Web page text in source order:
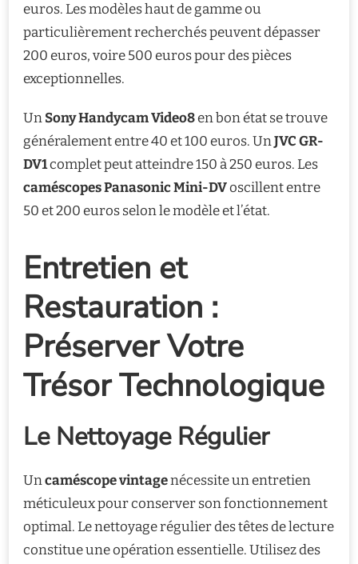
euros. Les modèles haut de gamme ou
particulièrement recherchés peuvent dépasser
200 euros, voire 500 euros pour des pièces
exceptionnelles.
UnSony Handycam Video8en bon état se trouve
généralement entre 40 et 100 euros. UnJVC GR-
DV1complet peut atteindre 150 à 250 euros. Les
caméscopes Panasonic Mini-DVoscillent entre
50 et 200 euros selon le modèle et l’état.
Entretien et
Restauration :
Préserver Votre
Trésor Technologique
Le Nettoyage Régulier
Uncaméscope vintagenécessite un entretien
méticuleux pour conserver son fonctionnement
optimal. Le nettoyage régulier des têtes de lecture
constitue une opération essentielle. Utilisez des